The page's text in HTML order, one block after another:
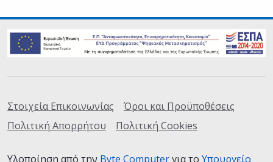
Σύνδεσμοι
Στοιχεία Επικοινωνίας
Όροι και Προϋποθέσεις
Πολιτική Απορρήτου
Πολιτική Cookies
Υλοποίηση από την Byte Computer(ανοίγει σε
για το Υπουργείο